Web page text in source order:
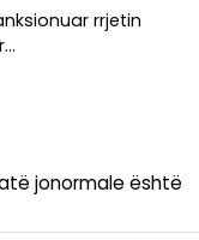
rrjetin
jonormale është